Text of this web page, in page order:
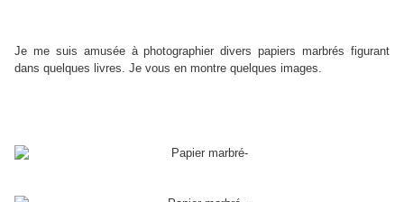
Je me suis amusée à photographier divers papiers marbrés figurant
dans quelques livres. Je vous en montre quelques images.